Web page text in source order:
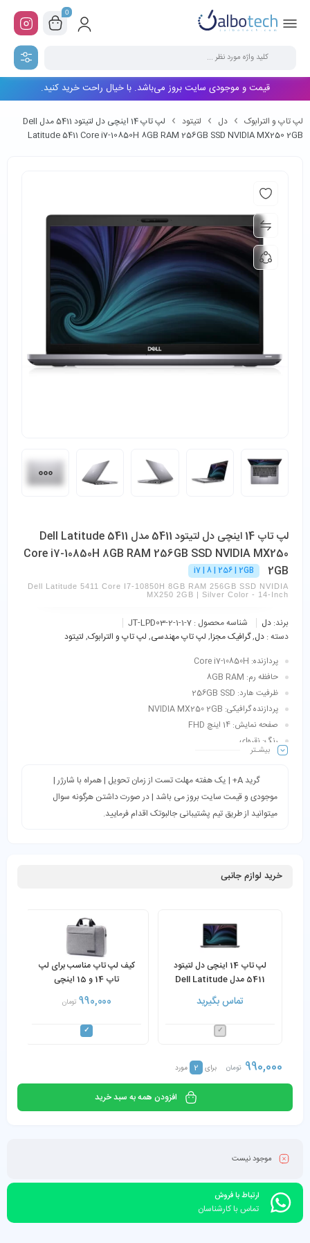
0
قیمت و موجودی سایت بروز می‌باشد. با خیال راحت خرید کنید.
لپ تاپ و الترابوک دل لتیتود
لپ تاپ 14 اینچی دل لتیتود 5411 مدل Dell
Latitude 5411 Core i7-10850H 8GB RAM 256GB SSD NVIDIA MX250 2GB
لپ تاپ 14 اینچی دل لتیتود 5411 مدل Dell Latitude 5411
Core i7-10850H 8GB RAM 256GB SSD NVIDIA MX250
2GB
i7 | 8 | 256 | 2GB
Dell Latitude 5411 Core I7-10850H 8GB RAM 256GB SSD NVIDIA
MX250 2GB | Silver Color - 14-Inch
برند: دل شناسه محصول : JT-LPD03-2-1-1-7
دسته : دل,گرافیک‌ مجزا, لپ تاپ مهندسی, لپ تاپ و الترابوک, لتیتود
پردازنده: Core i7-10850H
حافظه رم: 8GB RAM
ظرفیت هارد: 256GB SSD
پردازنده گرافیکی: NVIDIA MX250 2GB
صفحه نمایش: 14 اینچ FHD
رنگ: نقره‌ای
مهندسی و…
بیشـتر
گرید A+ | یک هفته مهلت تست از زمان تحویل | همراه با شارژر |
موجودی و قیمت سایت بروز می باشد | در صورت داشتن هرگونه سوال
میتوانید از طریق تیم پشتیبانی جالبوتک اقدام فرمایید.
خرید لوازم جانبی
لپ تاپ 14 اینچی دل لتیتود
5411 مدل Dell Latitude
5411 Core i7-10850H 8GB
RAM 256GB SSD NVIDIA
تماس بگیرید
کیف لپ تاپ مناسب برای لپ
تاپ 14 و 15 اینچی
990,000 تومان
990,000 تومان برای 2 مورد
افزودن همه به سبد خرید
موجود نیست
ارتباط با فروش
تماس با کارشناسان